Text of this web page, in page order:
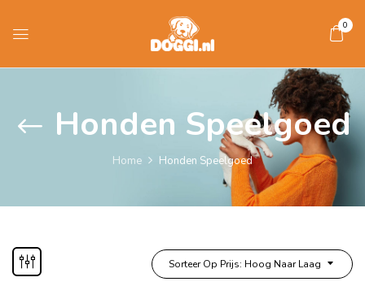
0
Honden Speelgoed
Home Honden Speelgoed
Sorteer Op Prijs: Hoog Naar Laag